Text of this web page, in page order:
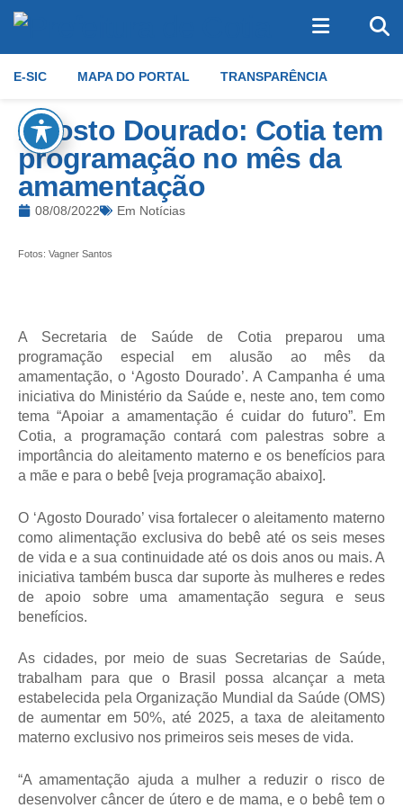
E-SIC MAPA DO PORTAL TRANSPARÊNCIA
Agosto Dourado: Cotia tem
programação no mês da
amamentação
08/08/2022 Em Notícias
Fotos: Vagner Santos
A Secretaria de Saúde de Cotia preparou uma
programação especial em alusão ao mês da
amamentação, o ‘Agosto Dourado’. A Campanha é uma
iniciativa do Ministério da Saúde e, neste ano, tem como
tema “Apoiar a amamentação é cuidar do futuro”. Em
Cotia, a programação contará com palestras sobre a
importância do aleitamento materno e os benefícios para
a mãe e para o bebê [veja programação abaixo].
O ‘Agosto Dourado’ visa fortalecer o aleitamento materno
como alimentação exclusiva do bebê até os seis meses
de vida e a sua continuidade até os dois anos ou mais. A
iniciativa também busca dar suporte às mulheres e redes
de apoio sobre uma amamentação segura e seus
benefícios.
As cidades, por meio de suas Secretarias de Saúde,
trabalham para que o Brasil possa alcançar a meta
estabelecida pela Organização Mundial da Saúde (OMS)
de aumentar em 50%, até 2025, a taxa de aleitamento
materno exclusivo nos primeiros seis meses de vida.
“A amamentação ajuda a mulher a reduzir o risco de
desenvolver câncer de útero e de mama, e o bebê tem o